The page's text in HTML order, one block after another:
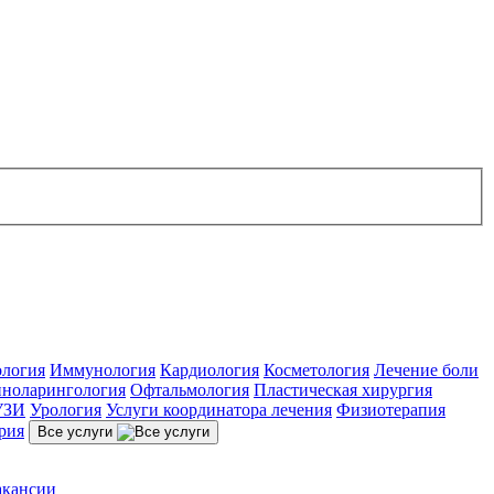
Иммунология Кардиология Косметология Лечение боли
Офтальмология Пластическая хирургия
Урология Услуги координатора лечения Физиотерапия
Все услуги